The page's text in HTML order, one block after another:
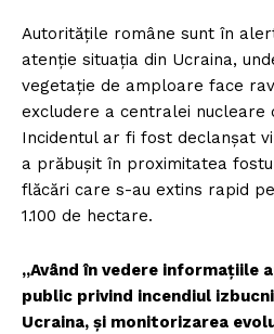
Autoritățile române sunt în
atenție situația din Ucraina,
vegetație de amploare face
excludere a centralei nucleare
Incidentul ar fi fost declanșat
a prăbușit în proximitatea
flăcări care s-au extins rapid
1.100 de hectare.
„Având în vedere informațiile
public privind incendiul
Ucraina, și monitorizarea